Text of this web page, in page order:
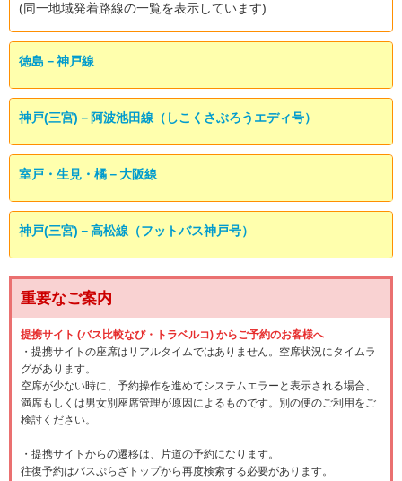
(同一地域発着路線の一覧を表示しています)
徳島－神戸線
神戸(三宮)－阿波池田線（しこくさぶろうエディ号）
室戸・生見・橘－大阪線
神戸(三宮)－高松線（フットバス神戸号）
重要なご案内
提携サイト (バス比較なび・トラベルコ) からご予約のお客様へ
・提携サイトの座席はリアルタイムではありません。空席状況にタイムラ
グがあります。
空席が少ない時に、予約操作を進めてシステムエラーと表示される場合、
満席もしくは男女別座席管理が原因によるものです。別の便のご利用をご
検討ください。
・提携サイトからの遷移は、片道の予約になります。
往復予約はバスぷらざトップから再度検索する必要があります。